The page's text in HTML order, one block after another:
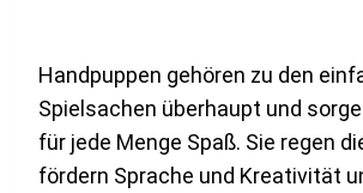
Handpuppen gehören zu den
Spielsachen überhaupt und
für jede Menge Spaß. Sie regen
fördern Sprache und Kreativität